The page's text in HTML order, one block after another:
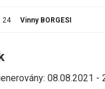
24 Vinny BORGESI
08.08.2021 -